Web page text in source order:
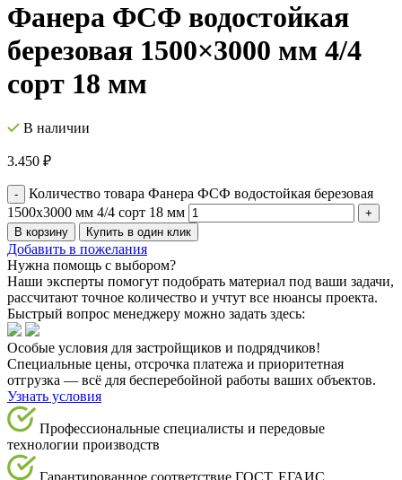
Фанера ФСФ водостойкая
березовая 1500×3000 мм 4/4
сорт 18 мм
В наличии
3.450 ₽
Количество товара Фанера ФСФ водостойкая березовая
1500x3000 мм 4/4 сорт 18 мм
В корзину Купить в один клик
Добавить в пожелания
Нужна помощь с выбором?
Наши эксперты помогут подобрать материал под ваши задачи,
рассчитают точное количество и учтут все нюансы проекта.
Быстрый вопрос менеджеру можно задать здесь:
Особые условия для застройщиков и подрядчиков!
Специальные цены, отсрочка платежа и приоритетная
отгрузка — всё для бесперебойной работы ваших объектов.
Узнать условия
Профессиональные специалисты и передовые
технологии производств
Гарантированное соответствие ГОСТ, ЕГАИС